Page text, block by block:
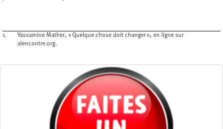
1.
Yassamine Mather, « Quelque chose doit changer », en ligne sur
alencontre.org.